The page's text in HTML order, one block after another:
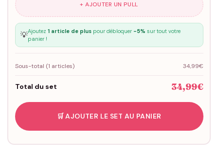
+ AJOUTER UN PULL
💡Ajoutez 1 article de pluspour débloquer -5% sur tout votre
panier !
Sous-total (1 articles) 34,99€
Total du set 34,99€
🛒 AJOUTER LE SET AU PANIER